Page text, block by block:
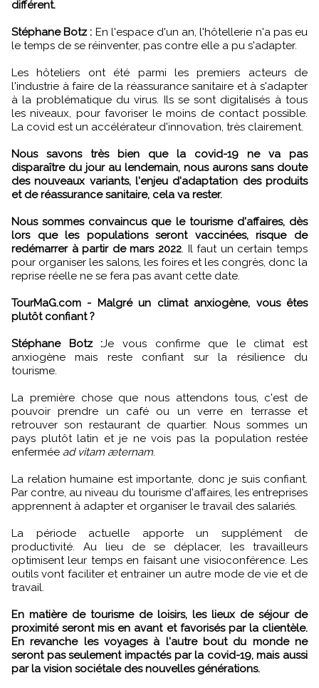
différent.
Stéphane Botz : En l'espace d'un an, l'hôtellerie n'a pas eu
le temps de se réinventer, pas contre elle a pu s'adapter.
Les hôteliers ont été parmi les premiers acteurs de
l'industrie à faire de la réassurance sanitaire et à s'adapter
à la problématique du virus. Ils se sont digitalisés à tous
les niveaux, pour favoriser le moins de contact possible.
La covid est un accélérateur d'innovation, très clairement.
Nous savons très bien que la covid-19 ne va pas
disparaître du jour au lendemain, nous aurons sans doute
des nouveaux variants, l'enjeu d'adaptation des produits
et de réassurance sanitaire, cela va rester.
Nous sommes convaincus que le tourisme d'affaires, dès
lors que les populations seront vaccinées, risque de
redémarrer à partir de mars 2022 . Il faut un certain temps
pour organiser les salons, les foires et les congrès, donc la
reprise réelle ne se fera pas avant cette date.
TourMaG.com - Malgré un climat anxiogène, vous êtes
plutôt confiant ?
Stéphane Botz :Je vous confirme que le climat est
anxiogène mais reste confiant sur la résilience du
tourisme.
La première chose que nous attendons tous, c'est de
pouvoir prendre un café ou un verre en terrasse et
retrouver son restaurant de quartier. Nous sommes un
pays plutôt latin et je ne vois pas la population restée
enfermée ad vitam æternam
La relation humaine est importante, donc je suis confiant.
Par contre, au niveau du tourisme d'affaires, les entreprises
apprennent à adapter et organiser le travail des salariés.
La période actuelle apporte un supplément de
productivité. Au lieu de se déplacer, les travailleurs
optimisent leur temps en faisant une visioconférence. Les
outils vont faciliter et entrainer un autre mode de vie et de
travail.
En matière de tourisme de loisirs, les lieux de séjour de
proximité seront mis en avant et favorisés par la clientèle.
En revanche les voyages à l'autre bout du monde ne
seront pas seulement impactés par la covid-19, mais aussi
par la vision sociétale des nouvelles générations.